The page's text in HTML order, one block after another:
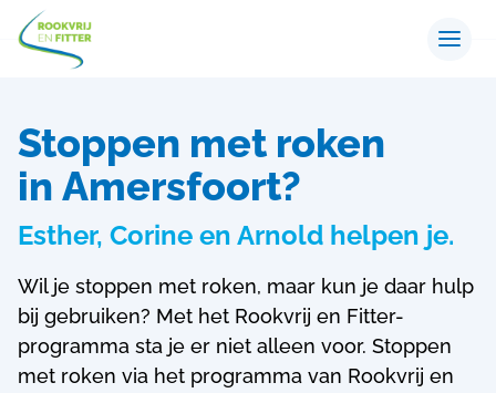
Stoppen met roken
in Amersfoort?
Esther, Corine en Arnold helpen je.
Wil je stoppen met roken, maar kun je daar hulp
bij gebruiken? Met het Rookvrij en Fitter-
programma sta je er niet alleen voor. Stoppen
met roken via het programma van Rookvrij en